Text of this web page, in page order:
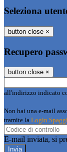
Seleziona
button close ×
Recupero
button close ×
all'indirizzo indicato
Non hai una e-mail
tramite la Login
E-mail inviata, si